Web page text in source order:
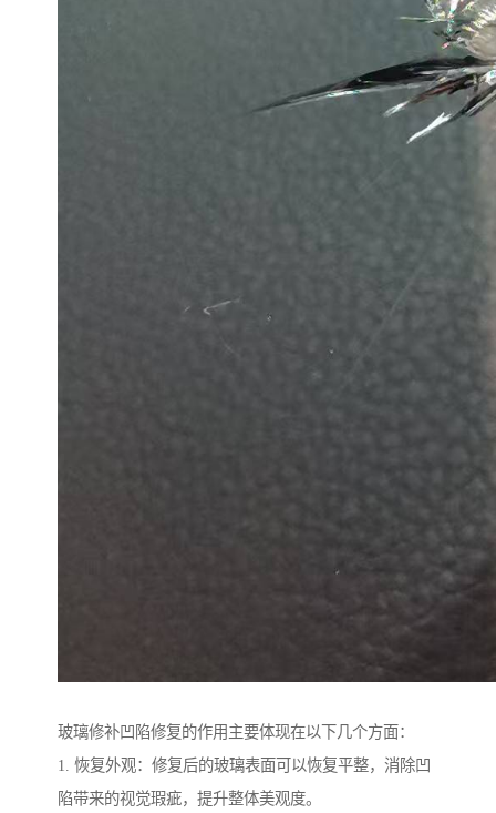
玻璃修补凹陷修复的作用主要体现在以下几个方面：
1. 恢复外观：修复后的玻璃表面可以恢复平整，消除凹
陷带来的视觉瑕疵，提升整体美观度。